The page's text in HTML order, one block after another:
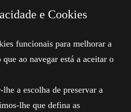
e Cookies
funcionais para melhorar a
ao navegar está a aceitar o
a escolha de preservar a
lhe que defina as